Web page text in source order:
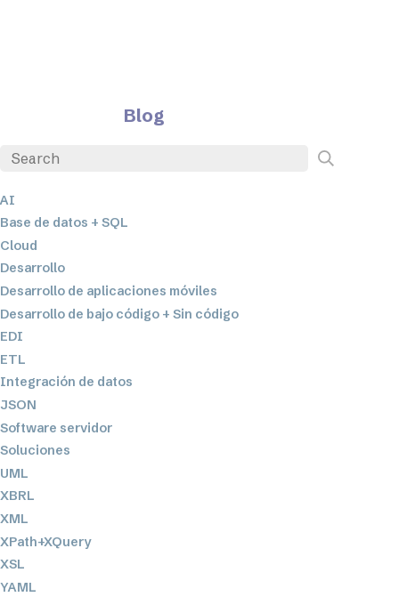
Blog
AI
Base de datos + SQL
Cloud
Desarrollo
Desarrollo de aplicaciones móviles
Desarrollo de bajo código + Sin código
EDI
ETL
Integración de datos
JSON
Software servidor
Soluciones
UML
XBRL
XML
XPath+XQuery
XSL
YAML